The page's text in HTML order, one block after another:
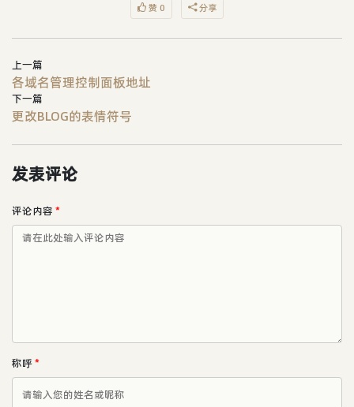
赞 0 分享
上一篇
各域名管理控制面板地址
下一篇
更改BLOG的表情符号
发表评论
评论内容 *
称呼*